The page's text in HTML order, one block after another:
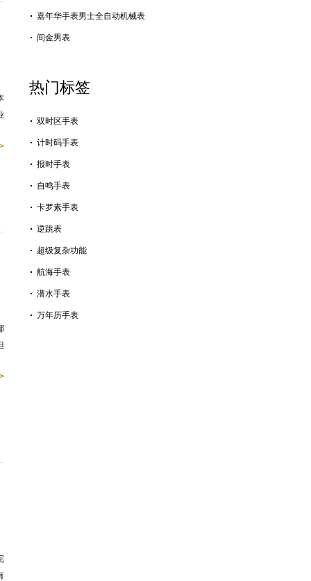
嘉年华手表男士全自动机械表
间金男表
热门标签
双时区手表
计时码手表
报时手表
自鸣手表
卡罗素手表
逆跳表
超级复杂功能
航海手表
潜水手表
万年历手表